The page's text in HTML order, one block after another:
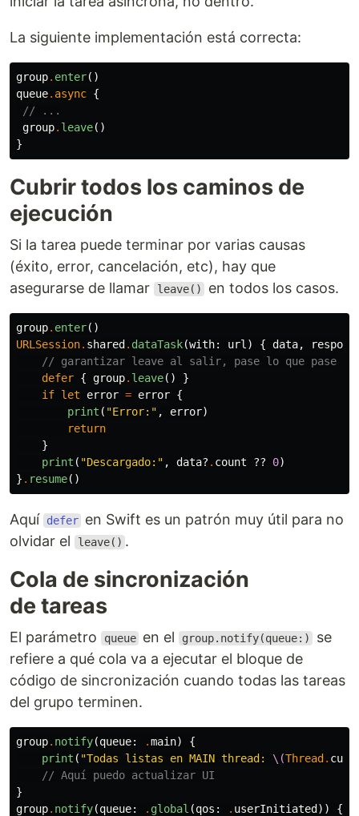
La siguiente implementación está correcta:
group. enter()
queue. async {
// ...
group. leave()
}
Cubrir todos los caminos de
ejecución
Si la tarea puede terminar por varias causas
(éxito, error, cancelación, etc), hay que
asegurarse de llamar
leave() en todos los casos.
group. enter()
URLSession. shared . dataTask(with: url ) { data,
// garantizar leave al salir, pase lo que pase
defer { group. leave()
}
if let error = error {
print ( "Error:" , error)
return
}
print ( "Descargado:" , data? . count ?? 0)
} . resume()
Aquí defer en Swift es un patrón muy útil para no
olvidar el
leave() .
Cola de sincronización
de tareas
El parámetro queue en el group.notify(queue:)
se
refiere a qué cola va a ejecutar el bloque de
código de sincronización cuando todas las tareas
del grupo terminen.
group. notify(queue: .main)
{
print ( "Todas listas en MAIN thread: \(Thread .
// Aquí puedo actualizar UI
}
group. notify(queue: . global (qos : . userInitiated ))
{